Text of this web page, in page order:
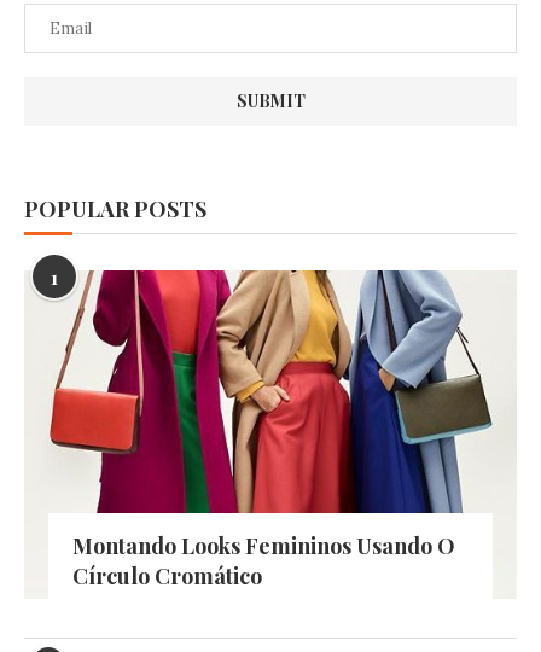
POPULAR POSTS
1
Montando Looks Femininos Usando O
Círculo Cromático